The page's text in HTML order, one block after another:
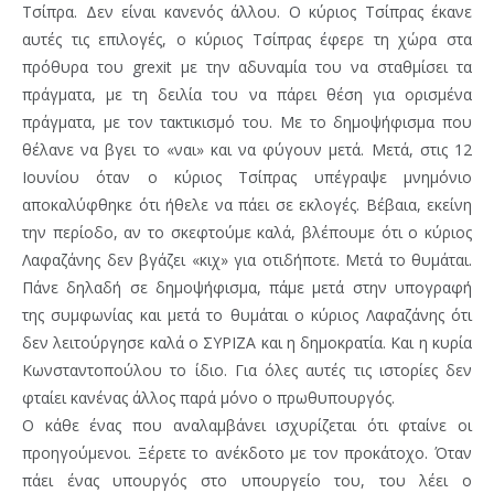
Τσίπρα. Δεν είναι κανενός άλλου. Ο κύριος Τσίπρας έκανε
αυτές τις επιλογές, ο κύριος Τσίπρας έφερε τη χώρα στα
πρόθυρα του grexit με την αδυναμία του να σταθμίσει τα
πράγματα, με τη δειλία του να πάρει θέση για ορισμένα
πράγματα, με τον τακτικισμό του. Με το δημοψήφισμα που
θέλανε να βγει το «ναι» και να φύγουν μετά. Μετά, στις 12
Ιουνίου όταν ο κύριος Τσίπρας υπέγραψε μνημόνιο
αποκαλύφθηκε ότι ήθελε να πάει σε εκλογές. Βέβαια, εκείνη
την περίοδο, αν το σκεφτούμε καλά, βλέπουμε ότι ο κύριος
Λαφαζάνης δεν βγάζει «κιχ» για οτιδήποτε. Μετά το θυμάται.
Πάνε δηλαδή σε δημοψήφισμα, πάμε μετά στην υπογραφή
της συμφωνίας και μετά το θυμάται ο κύριος Λαφαζάνης ότι
δεν λειτούργησε καλά ο ΣΥΡΙΖΑ και η δημοκρατία. Και η κυρία
Κωνσταντοπούλου το ίδιο. Για όλες αυτές τις ιστορίες δεν
φταίει κανένας άλλος παρά μόνο ο πρωθυπουργός.
Ο κάθε ένας που αναλαμβάνει ισχυρίζεται ότι φταίνε οι
προηγούμενοι. Ξέρετε το ανέκδοτο με τον προκάτοχο. Όταν
πάει ένας υπουργός στο υπουργείο του, του λέει ο